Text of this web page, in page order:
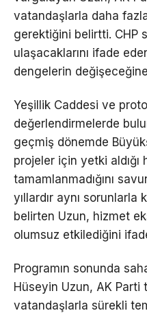
vatandaşlarla daha
gerektiğini belirtti. CHP
ulaşacaklarını ifade
dengelerin değişeceğine
Yeşillik Caddesi ve
değerlendirmelerde
geçmiş dönemde
projeler için yetki aldığı
tamamlanmadığını
yıllardır aynı sorunlarla
belirten Uzun, hizmet
olumsuz etkilediğini
Programın sonunda
Hüseyin Uzun, AK Parti
vatandaşlarla sürekli